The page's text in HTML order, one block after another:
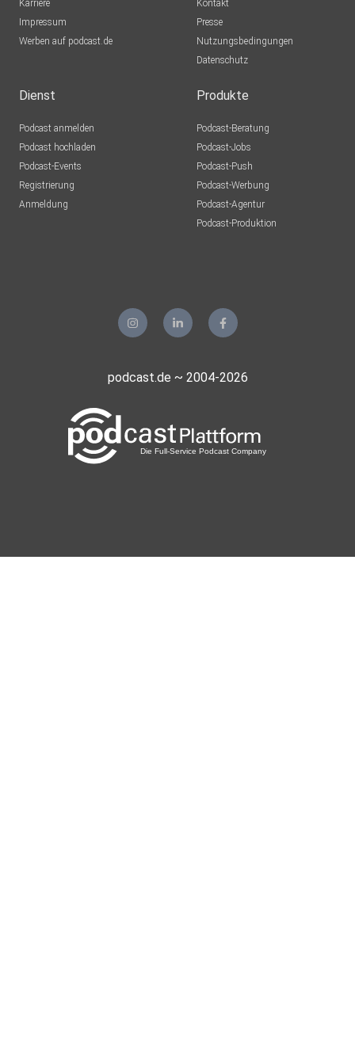
Karriere
Impressum
Werben auf podcast.de
Kontakt
Presse
Nutzungsbedingungen
Datenschutz
Dienst
Podcast anmelden
Podcast hochladen
Podcast-Events
Registrierung
Anmeldung
Produkte
Podcast-Beratung
Podcast-Jobs
Podcast-Push
Podcast-Werbung
Podcast-Agentur
Podcast-Produktion
podcast.de ~ 2004-2026